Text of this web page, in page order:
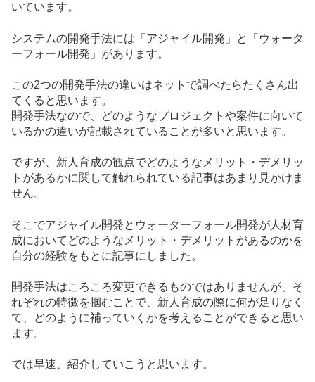
いています。
システムの開発手法には「アジャイル開発」と「ウォータ
ーフォール開発」があります。
この2つの開発手法の違いはネットで調べたらたくさん出
てくると思います。
開発手法なので、どのようなプロジェクトや案件に向いて
いるかの違いが記載されていることが多いと思います。
ですが、新人育成の観点でどのようなメリット・デメリッ
トがあるかに関して触れられている記事はあまり見かけま
せん。
そこでアジャイル開発とウォーターフォール開発が人材育
成においてどのようなメリット・デメリットがあるのかを
自分の経験をもとに記事にしました。
開発手法はころころ変更できるものではありませんが、そ
れぞれの特徴を掴むことで、新人育成の際に何が足りなく
て、どのように補っていくかを考えることができると思い
ます。
では早速、紹介していこうと思います。